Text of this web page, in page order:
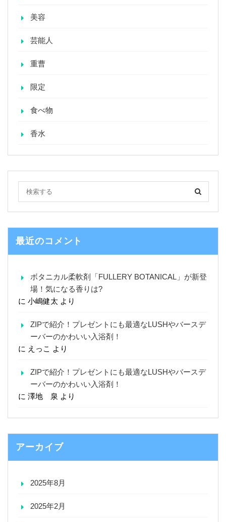
美容
芸能人
重曹
限定
食べ物
香水
最近のコメント
ボタニカル柔軟剤「FULLERY BOTANICAL」が新登
場！気になる香りは?
に 小嶋健太 より
ZIPで紹介！プレゼントにも最適なLUSHやバースデ
ーバーのかわいい入浴剤！
に えっこ より
ZIPで紹介！プレゼントにも最適なLUSHやバースデ
ーバーのかわいい入浴剤！
に 澤地 泉 より
アーカイブ
2025年8月
2025年2月